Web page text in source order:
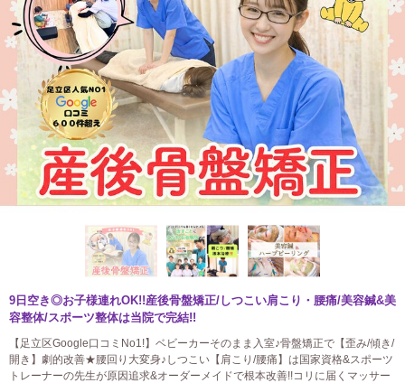
9日空き◎お子様連れOK!!産後骨盤矯正/しつこい肩こり・腰痛/美容鍼&美
容整体/スポーツ整体は当院で完結!!
【足立区Google口コミNo1!】ベビーカーそのまま入室♪骨盤矯正で【歪み/傾き/
開き】劇的改善★腰回り大変身♪しつこい【肩こり/腰痛】は国家資格&スポーツ
トレーナーの先生が原因追求&オーダーメイドで根本改善!!コリに届くマッサー